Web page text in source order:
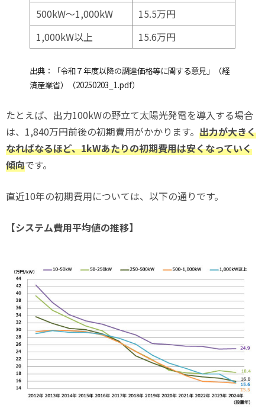
500kW～1,000kW
15.5万円
1,000kW以上
15.6万円
出典：「令和７年度以降の調達価格等に関する意見」（経
済産業省）（20250203_1.pdf）
たとえば、出力100kWの野立て太陽光発電を導入する場合
は、1,840万円前後の初期費用がかかります。 出力が大きく
なればなるほど、1kWあたりの初期費用は安くなっていく
傾向です。
直近10年の初期費用については、以下の通りです。
【システム費用平均値の推移】